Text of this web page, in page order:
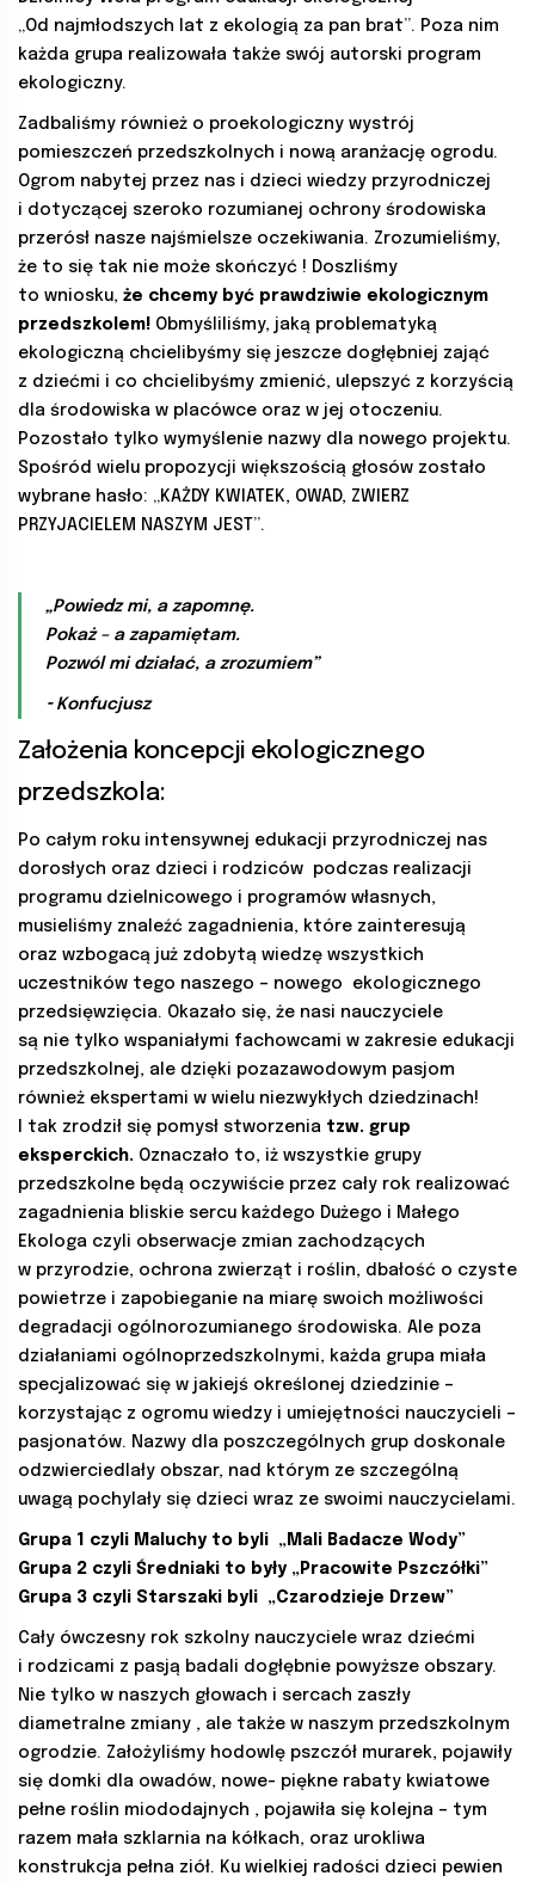
„Od najmłodszych lat z ekologią za pan brat”. Poza nim
każda grupa realizowała także swój autorski program
ekologiczny.
Zadbaliśmy również o proekologiczny wystrój
pomieszczeń przedszkolnych i nową aranżację ogrodu.
Ogrom nabytej przez nas i dzieci wiedzy przyrodniczej
i dotyczącej szeroko rozumianej ochrony środowiska
przerósł nasze najśmielsze oczekiwania. Zrozumieliśmy,
że to się tak nie może skończyć ! Doszliśmy
to wniosku, że chcemy być prawdziwie ekologicznym
przedszkolem! Obmyśliliśmy, jaką problematyką
ekologiczną chcielibyśmy się jeszcze dogłębniej zająć
z dziećmi i co chcielibyśmy zmienić, ulepszyć z korzyścią
dla środowiska w placówce oraz w jej otoczeniu.
Pozostało tylko wymyślenie nazwy dla nowego projektu.
Spośród wielu propozycji większością głosów zostało
wybrane hasło: „KAŻDY KWIATEK, OWAD, ZWIERZ
PRZYJACIELEM NASZYM JEST”.
„Powiedz mi, a zapomnę.
Pokaż – a zapamiętam.
Pozwól mi działać, a zrozumiem”
~ Konfucjusz
Założenia koncepcji ekologicznego
przedszkola:
Po całym roku intensywnej edukacji przyrodniczej nas
dorosłych oraz dzieci i rodziców podczas realizacji
programu dzielnicowego i programów własnych,
musieliśmy znaleźć zagadnienia, które zainteresują
oraz wzbogacą już zdobytą wiedzę wszystkich
uczestników tego naszego – nowego ekologicznego
przedsięwzięcia. Okazało się, że nasi nauczyciele
są nie tylko wspaniałymi fachowcami w zakresie edukacji
przedszkolnej, ale dzięki pozazawodowym pasjom
również ekspertami w wielu niezwykłych dziedzinach!
I tak zrodził się pomysł stworzenia tzw. grup
eksperckich. Oznaczało to, iż wszystkie grupy
przedszkolne będą oczywiście przez cały rok realizować
zagadnienia bliskie sercu każdego Dużego i Małego
Ekologa czyli obserwacje zmian zachodzących
w przyrodzie, ochrona zwierząt i roślin, dbałość o czyste
powietrze i zapobieganie na miarę swoich możliwości
degradacji ogólnorozumianego środowiska. Ale poza
działaniami ogólnoprzedszkolnymi, każda grupa miała
specjalizować się w jakiejś określonej dziedzinie –
korzystając z ogromu wiedzy i umiejętności nauczycieli –
pasjonatów. Nazwy dla poszczególnych grup doskonale
odzwierciedlały obszar, nad którym ze szczególną
uwagą pochylały się dzieci wraz ze swoimi nauczycielami.
Grupa 1 czyli Maluchy to byli „Mali Badacze Wody”
Grupa 2 czyli Średniaki to były „Pracowite Pszczółki”
Grupa 3 czyli Starszaki byli „Czarodzieje Drzew”
Cały ówczesny rok szkolny nauczyciele wraz dziećmi
i rodzicami z pasją badali dogłębnie powyższe obszary.
Nie tylko w naszych głowach i sercach zaszły
diametralne zmiany , ale także w naszym przedszkolnym
ogrodzie. Założyliśmy hodowlę pszczół murarek, pojawiły
się domki dla owadów, nowe- piękne rabaty kwiatowe
pełne roślin miododajnych , pojawiła się kolejna – tym
razem mała szklarnia na kółkach, oraz urokliwa
konstrukcja pełna ziół. Ku wielkiej radości dzieci pewien